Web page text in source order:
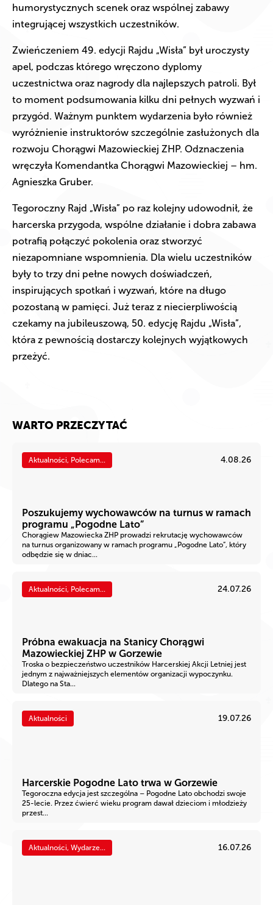
humorystycznych scenek oraz wspólnej zabawy
integrującej wszystkich uczestników.
Zwieńczeniem 49. edycji Rajdu „Wisła” był uroczysty
apel, podczas którego wręczono dyplomy
uczestnictwa oraz nagrody dla najlepszych patroli. Był
to moment podsumowania kilku dni pełnych wyzwań i
przygód. Ważnym punktem wydarzenia było również
wyróżnienie instruktorów szczególnie zasłużonych dla
rozwoju Chorągwi Mazowieckiej ZHP. Odznaczenia
wręczyła Komendantka Chorągwi Mazowieckiej – hm.
Agnieszka Gruber.
Tegoroczny Rajd „Wisła” po raz kolejny udowodnił, że
harcerska przygoda, wspólne działanie i dobra zabawa
potrafią połączyć pokolenia oraz stworzyć
niezapomniane wspomnienia. Dla wielu uczestników
były to trzy dni pełne nowych doświadczeń,
inspirujących spotkań i wyzwań, które na długo
pozostaną w pamięci. Już teraz z niecierpliwością
czekamy na jubileuszową, 50. edycję Rajdu „Wisła”,
która z pewnością dostarczy kolejnych wyjątkowych
przeżyć.
WARTO PRZECZYTAĆ
Aktualności, Polecam... 4.08.26
Poszukujemy wychowawców na turnus w ramach
programu „Pogodne Lato”
Chorągiew Mazowiecka ZHP prowadzi rekrutację wychowawców
na turnus organizowany w ramach programu „Pogodne Lato”, który
odbędzie się w dniac...
Aktualności, Polecam... 24.07.26
Próbna ewakuacja na Stanicy Chorągwi
Mazowieckiej ZHP w Gorzewie
Troska o bezpieczeństwo uczestników Harcerskiej Akcji Letniej jest
jednym z najważniejszych elementów organizacji wypoczynku.
Dlatego na Sta...
Aktualności 19.07.26
Harcerskie Pogodne Lato trwa w Gorzewie
Tegoroczna edycja jest szczególna – Pogodne Lato obchodzi swoje
25-lecie. Przez ćwierć wieku program dawał dzieciom i młodzieży
przest...
Aktualności, Wydarze... 16.07.26